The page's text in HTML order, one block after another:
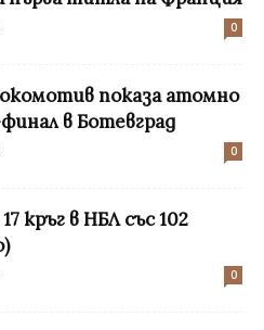
0
показа атомно
в Ботевград
0
кръг в НБЛ със 102
0